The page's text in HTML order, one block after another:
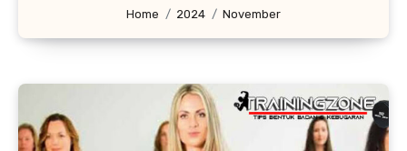
Home 2024 November